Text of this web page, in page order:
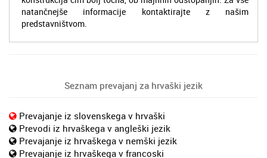
natančnejše informacije kontaktirajte z našim
predstavništvom.
Seznam prevajanj za hrvaški jezik
Prevajanje iz slovenskega v hrvaški
Prevodi iz hrvaškega v angleški jezik
Prevajanje iz hrvaškega v nemški jezik
Prevajanje iz hrvaškega v francoski